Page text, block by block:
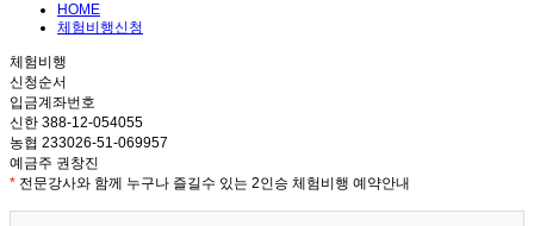
HOME
체험비행신청
체험비행
신청순서
입금계좌번호
신한 388-12-054055
농협 233026-51-069957
예금주 권창진
* 전문강사와 함께 누구나 즐길수 있는 2인승 체험비행 예약안내